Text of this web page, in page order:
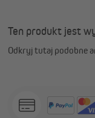
Ten produkt jest
Odkryj tutaj podobne